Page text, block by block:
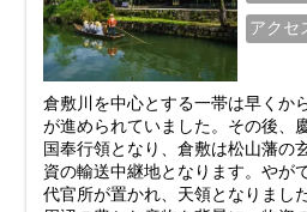
アクセ
倉敷川を中心とする一帯は早くか
が進められていました。その後、
国奉行領となり、倉敷は松山藩の
資の輸送中継地となります。やが
代官所が置かれ、天領となりまし